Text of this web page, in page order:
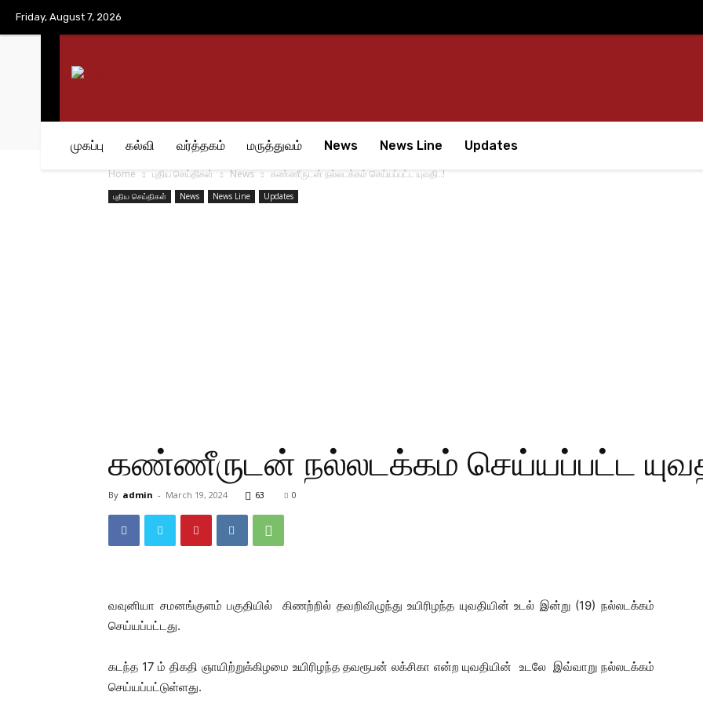
Friday, August 7, 2026
முகப்பு கல்வி வர்த்தகம் மருத்துவம் News News Line Updates
Home புதிய செய்திகள் News கண்ணீருடன் நல்லடக்கம் செய்யப்பட்ட யுவதி..!
புதிய செய்திகள் News News Line Updates
கண்ணீருடன் நல்லடக்கம் செய்யப்பட்ட
By admin - March 19, 2024 63 0
வவுனியா சமனங்குளம் பகுதியில் கிணற்றில் தவறிவிழுந்து உயிரிழந்த யுவதியின் உடல் இன்று (19) நல்லடக்கம்
செய்யப்பட்டது.
கடந்த 17 ம் திகதி ஞாயிற்றுக்கிழமை உயிரிழந்த தவரூபன் லக்சிகா என்ற யுவதியின் உடலே இவ்வாறு நல்லடக்கம்
செய்யப்பட்டுள்ளது.